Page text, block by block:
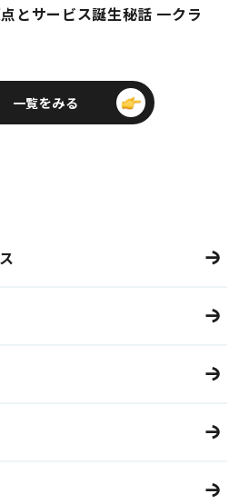
とサービス誕生秘話 一クラ
一覧をみる